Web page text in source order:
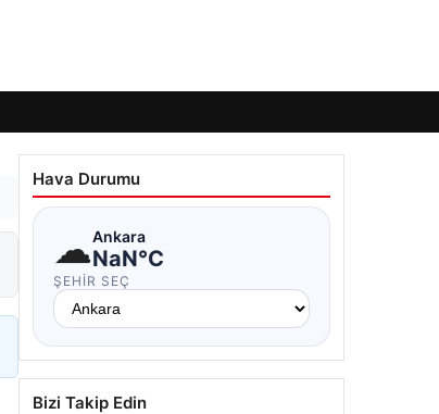
Hava Durumu
☁Ankara
NaN°C
ŞEHIR SEÇ
Bizi Takip Edin